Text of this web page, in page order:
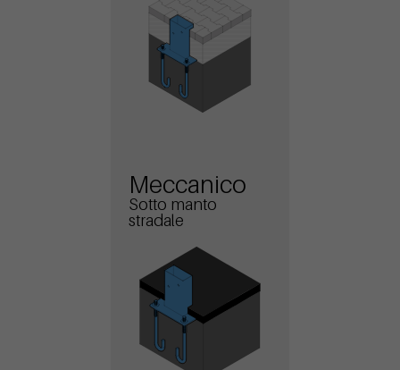
Meccanico
Sotto manto
stradale